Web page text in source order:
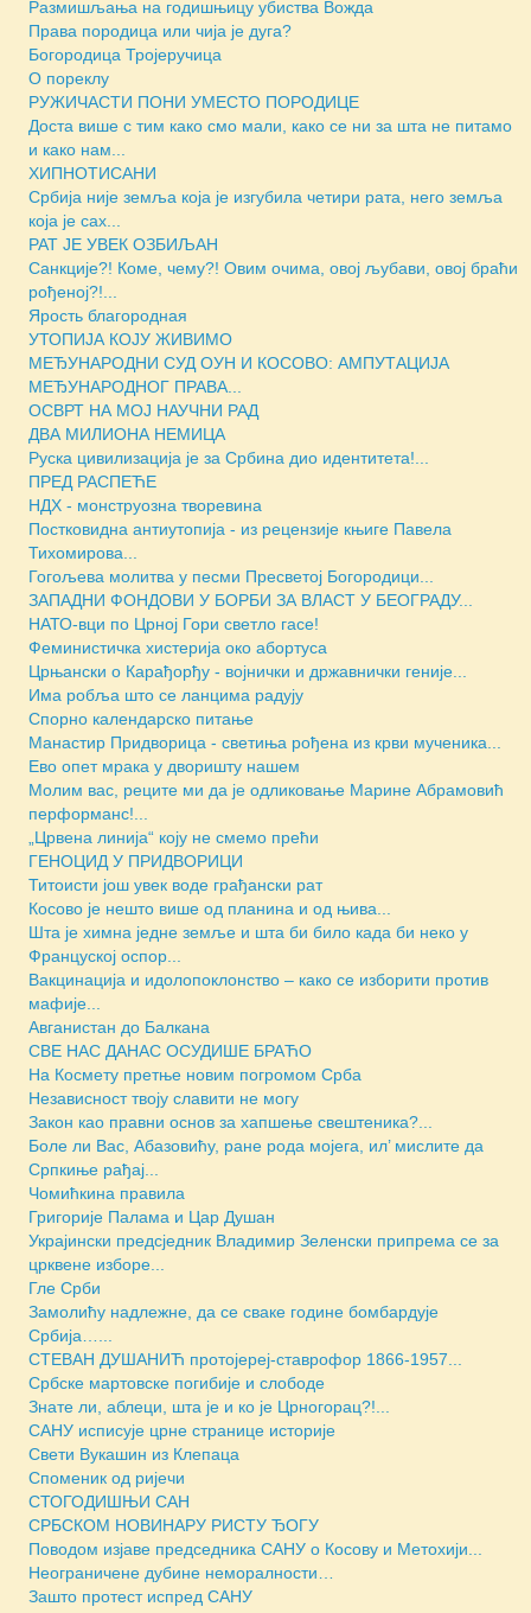
Размишљања на годишњицу убиства Вожда
Права породица или чија је дуга?
Богородица Тројеручица
О пореклу
РУЖИЧАСТИ ПОНИ УМЕСТО ПОРОДИЦЕ
Доста више с тим како смо мали, како се ни за шта не питамо
и како нам...
ХИПНОТИСАНИ
Србија није земља која је изгубила четири рата, него земља
која је сах...
РАТ ЈЕ УВЕК ОЗБИЉАН
Санкције?! Коме, чему?! Овим очима, овој љубави, овој браћи
рођеној?!...
Ярость благородная
УТОПИЈА КОЈУ ЖИВИМО
МЕЂУНАРОДНИ СУД ОУН И КОСОВО: АМПУТАЦИЈА
МЕЂУНАРОДНОГ ПРАВА...
ОСВРТ НА МОЈ НАУЧНИ РАД
ДВА МИЛИОНА НЕМИЦА
Руска цивилизација је за Србина дио идентитета!...
ПРЕД РАСПЕЋЕ
НДХ - монструозна творевина
Постковидна антиутопија - из рецензије књиге Павела
Тихомирова...
Гогољева молитва у песми Пресветој Богородици...
ЗАПАДНИ ФОНДОВИ У БОРБИ ЗА ВЛАСТ У БЕОГРАДУ...
НАТО-вци по Црној Гори светло гасе!
Феминистичка хистерија око абортуса
Црњански о Карађорђу - војнички и државнички геније...
Има робља што се ланцима радују
Спорно календарско питање
Манастир Придворица - светиња рођена из крви мученика...
Ево опет мрака у дворишту нашем
Молим вас, реците ми да је одликовање Марине Абрамовић
перформанс!...
„Црвена линија“ коју не смемо прећи
ГЕНОЦИД У ПРИДВОРИЦИ
Титоисти још увек воде грађански рат
Косово је нешто више од планина и од њива...
Шта је химна једне земље и шта би било када би неко у
Француској оспор...
Вакцинација и идолопоклонство – како се изборити против
мафије...
Авганистан до Балкана
СВЕ НАС ДАНАС ОСУДИШЕ БРАЋО
На Космету претње новим погромом Срба
Независност твоју славити не могу
Закон као правни основ за хапшење свештеника?...
Боле ли Вас, Абазовићу, ране рода мојега, ил’ мислите да
Српкиње рађај...
Чомићкина правила
Григорије Палама и Цар Душан
Украјински предсједник Владимир Зеленски припрема се за
црквене изборе...
Гле Срби
Замолићу надлежне, да се сваке године бомбардује
Србија…...
СТЕВАН ДУШАНИЋ протојереј-ставрофор 1866-1957...
Србске мартовске погибије и слободе
Знате ли, аблеци, шта је и ко је Црногорац?!...
САНУ исписује црне странице историје
Свети Вукашин из Клепаца
Споменик од ријечи
СТОГОДИШЊИ САН
СРБСКОМ НОВИНАРУ РИСТУ ЂОГУ
Поводом изјаве председника САНУ о Косову и Метохији...
Неограничене дубине неморалности…
Зашто протест испред САНУ